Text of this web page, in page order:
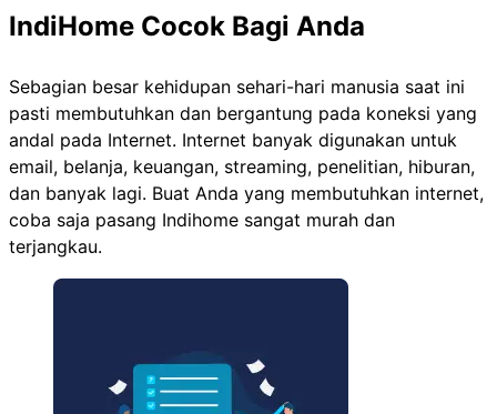
IndiHome Cocok Bagi Anda
Sebagian besar kehidupan sehari-hari manusia saat ini
pasti membutuhkan dan bergantung pada koneksi yang
andal pada Internet. Internet banyak digunakan untuk
email, belanja, keuangan, streaming, penelitian, hiburan,
dan banyak lagi. Buat Anda yang membutuhkan internet,
coba saja pasang Indihome sangat murah dan
terjangkau.